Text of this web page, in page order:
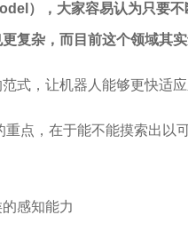
），大家容易认为只要
复杂，而目前这个领域其
式，让机器人能够更快适应
点，在于能不能摸索出以
感知能力